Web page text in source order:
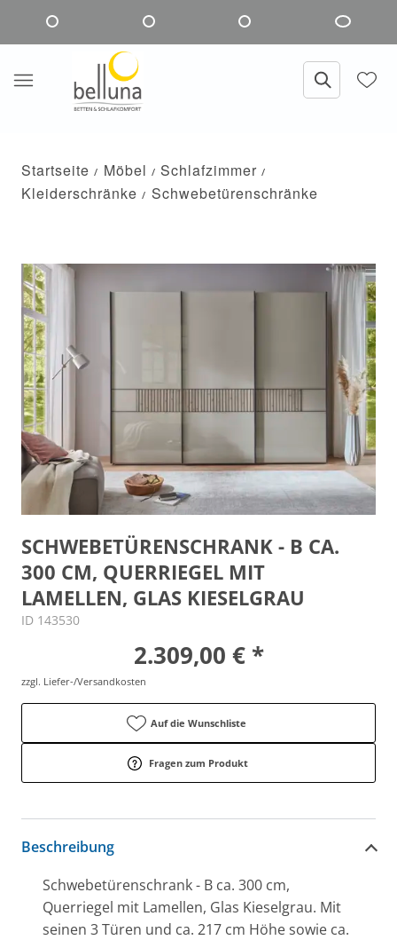
Startseite Möbel
Schlafzimmer
Kleiderschränke
Schwebetürenschränke
SCHWEBETÜRENSCHRANK - B CA.
300 CM, QUERRIEGEL MIT
LAMELLEN, GLAS KIESELGRAU
ID 143530
2.309,00 € *
zzgl. Liefer-/Versandkosten
Auf die Wunschliste
Fragen zum Produkt
Beschreibung
Schwebetürenschrank - B ca. 300 cm,
Querriegel mit Lamellen, Glas Kieselgrau. Mit
seinen 3 Türen und ca. 217 cm Höhe sowie ca.